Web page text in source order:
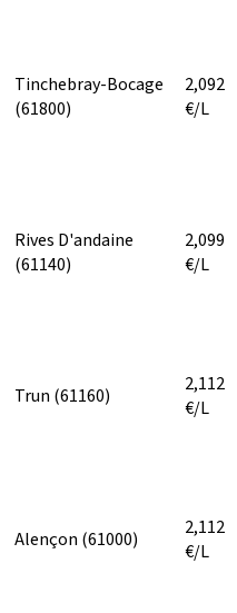
Tinchebray-Bocage
(61800)
2,092
€/L
Rives D'andaine
(61140)
2,099
€/L
Trun (61160)
2,112
€/L
Alençon (61000)
2,112
€/L